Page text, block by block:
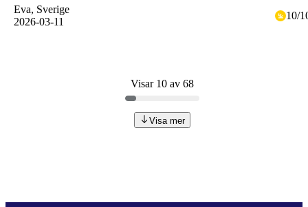
Eva, Sverige
2026-03-11
10/
Visar 10 av 68
Visa mer